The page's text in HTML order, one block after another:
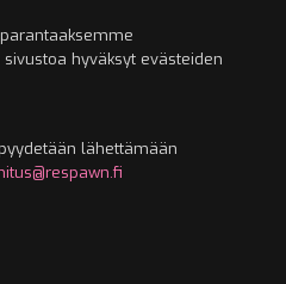
hyväksyt evästeiden
lähettämään